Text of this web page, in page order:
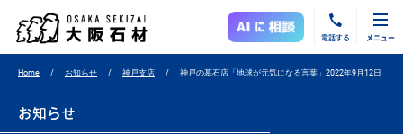
電話する メニュー
Home お知らせ 神戸支店 神戸の墓石店「地球が元気になる言葉」2022年9月12日
お知らせ